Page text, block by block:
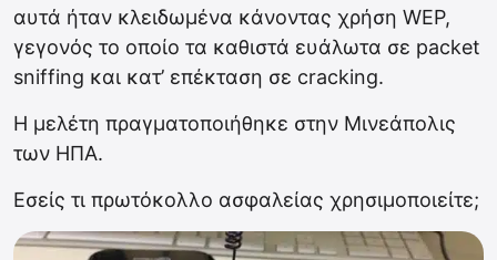
αυτά ήταν κλειδωμένα κάνοντας χρήση WEP,
γεγονός το οποίο τα καθιστά ευάλωτα σε packet
sniffing και κατ’ επέκταση σε cracking.
Η μελέτη πραγματοποιήθηκε στην Μινεάπολις
των ΗΠΑ.
Εσείς τι πρωτόκολλο ασφαλείας χρησιμοποιείτε;